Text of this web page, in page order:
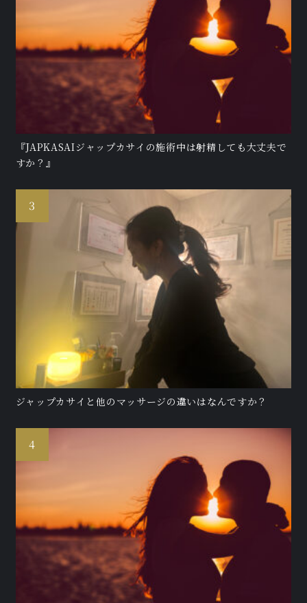
『JAPKASAIジャップカサイの施術中は射精しても大丈夫で
すか？』
ジャップカサイと他のマッサージの違いはなんですか？